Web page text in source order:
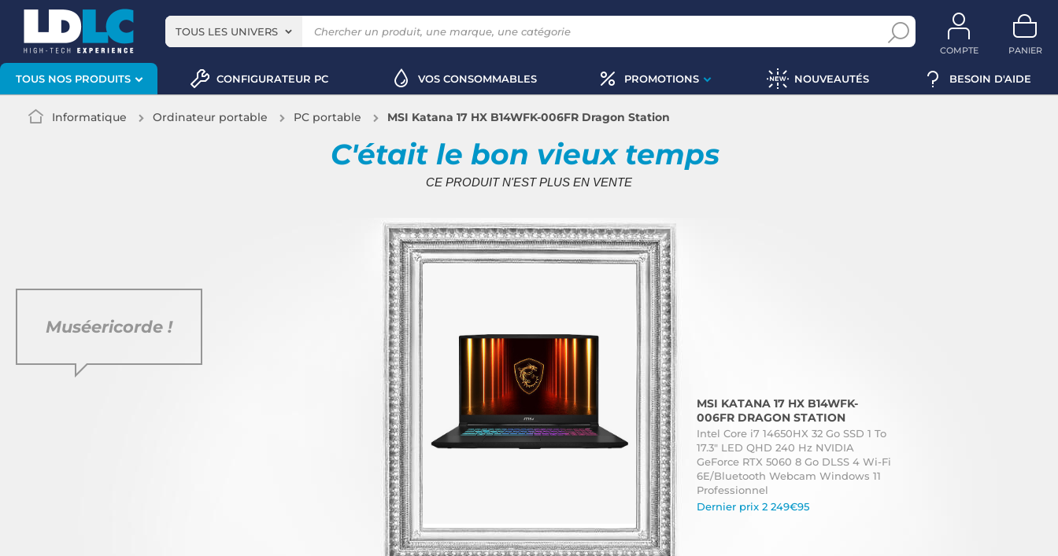
TOUS LES UNIVERS
COMPTE PANIER
TOUS NOS PRODUITS CONFIGURATEUR PC VOS CONSOMMABLES PROMOTIONS NOUVEAUTÉS BESOIN D'AIDE
Informatique Ordinateur portable PC portable MSI Katana 17 HX B14WFK-006FR Dragon Station
C'était le bon vieux temps
CE PRODUIT N'EST PLUS EN VENTE
MSI KATANA 17 HX B14WFK-
006FR DRAGON STATION
Intel Core i7 14650HX 32 Go SSD 1 To
17.3" LED QHD 240 Hz NVIDIA
GeForce RTX 5060 8 Go DLSS 4 Wi-Fi
6E/Bluetooth Webcam Windows 11
Professionnel
Dernier prix 2 249€95
Muséericorde !